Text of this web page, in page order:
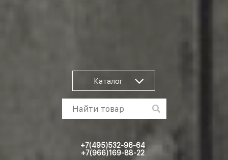
Каталог
+7(495)532-96-64
+7(966)169-88-22